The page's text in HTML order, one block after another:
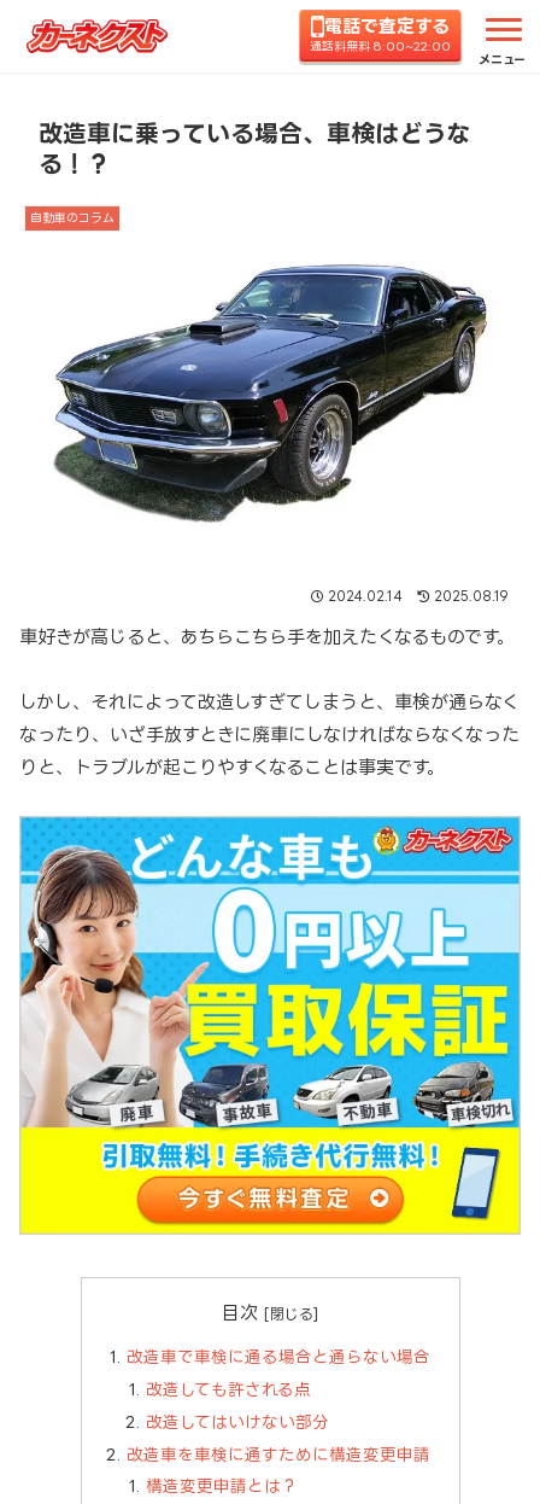
電話で査定する
通話料無料 8:00~22:00
メニュー
ホーム コラムTOP 自動車のコラム 改造車に
改造車に乗っている場合、車検はどうな
る！？
自動車のコラム
2024.02.14 2025.08.19
車好きが高じると、あちらこちら手を加えたくなるものです。
しかし、それによって改造しすぎてしまうと、車検が通らなく
なったり、いざ手放すときに廃車にしなければならなくなった
りと、トラブルが起こりやすくなることは事実です。
目次
改造車で車検に通る場合と通らない場合
改造しても許される点
改造してはいけない部分
改造車を車検に通すために構造変更申請
構造変更申請とは？